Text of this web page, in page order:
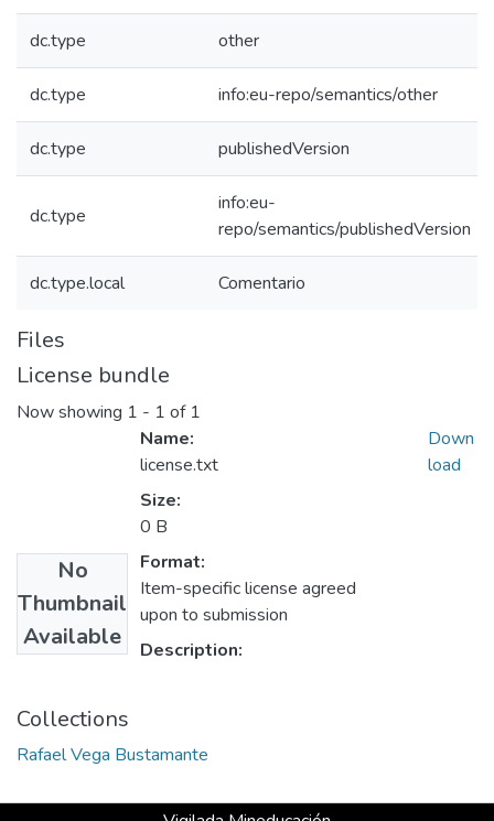
dc.type other
dc.type info:eu-repo/semantics/other
dc.type publishedVersion
dc.type
info:eu-
repo/semantics/publishedVersion
dc.type.local Comentario
Files
License bundle
Now showing 1 - 1 of 1
No
Thumbnail
Available
Name:
license.txt
Size:
0 B
Format:
Item-specific license agreed
upon to submission
Description:
Down
load
Collections
Rafael Vega Bustamante